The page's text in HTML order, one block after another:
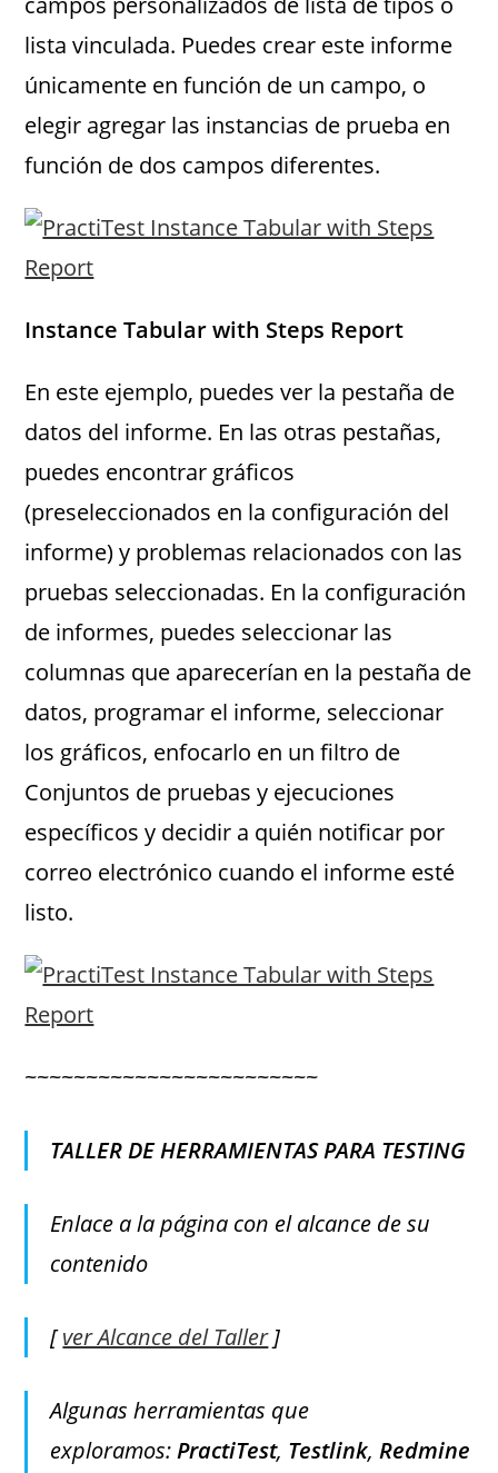
lista vinculada. Puedes crear este informe
únicamente en función de un campo, o
elegir agregar las instancias de prueba en
función de dos campos diferentes.
Instance Tabular with Steps Report
En este ejemplo, puedes ver la pestaña de
datos del informe. En las otras pestañas,
puedes encontrar gráficos
(preseleccionados en la configuración del
informe) y problemas relacionados con las
pruebas seleccionadas. En la configuración
de informes, puedes seleccionar las
columnas que aparecerían en la pestaña de
datos, programar el informe, seleccionar
los gráficos, enfocarlo en un filtro de
Conjuntos de pruebas y ejecuciones
específicos y decidir a quién notificar por
correo electrónico cuando el informe esté
listo.
~~~~~~~~~~~~~~~~~~~~~~~~
TALLER DE HERRAMIENTAS PARA TESTING
Enlace a la página con el alcance de su
contenido
[ver Alcance del Taller]
Algunas herramientas que
exploramos:PractiTest, Testlink,Redmine